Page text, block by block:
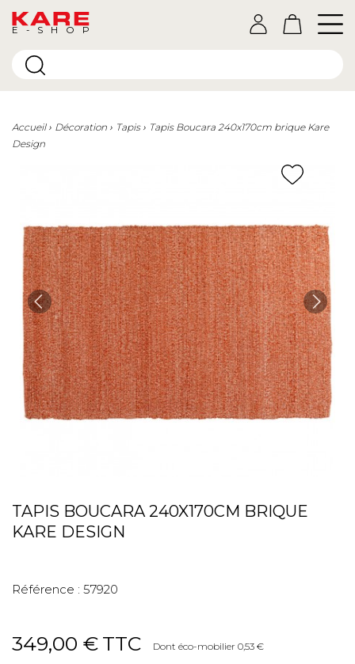
E-SHOP
Accueil Décoration Tapis
Tapis Boucara 240x170cm brique Kare
Design
TAPIS BOUCARA 240X170CM BRIQUE
KARE DESIGN
Référence : 57920
349,00 € TTC Dont éco-mobilier 0,53 €